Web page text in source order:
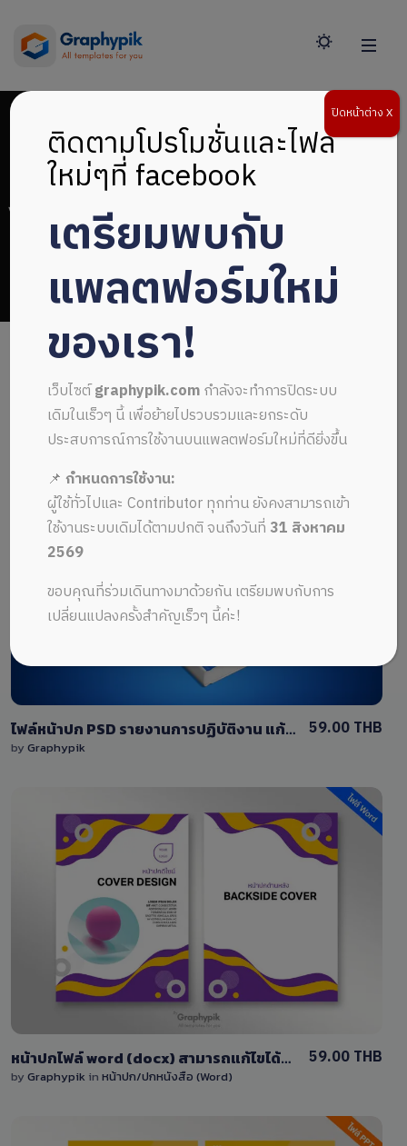
ไฟล์หน้าปก
ALL MUSIC FROM ไฟล์หน้าปก
0 Sale
ไฟล์หน้าปก PSD รายงานการปฏิบัติงาน แก้ไขได้
by Graphypik
59.00 THB
View Details
หน้าปกไฟล์ word (docx) สามารถแก้ไขได้ง่าย โทนสีม่วงแบบเรียบง่าย
by Graphypik in หน้าปก/ปกหนังสือ (Word)
59.00 THB
ติดตามโปรโมชั่นและไฟล์
ใหม่ๆที่ facebook
เตรียมพบกับ
แพลตฟอร์มใหม่
ของเรา!
เว็บไซต์graphypik.comกำลังจะทำการปิดระบบ
เดิมในเร็วๆ นี้ เพื่อย้ายไปรวบรวมและยกระดับ
ประสบการณ์การใช้งานบนแพลตฟอร์มใหม่ที่ดียิ่งขึ้น
📌กำหนดการใช้งาน:
ผู้ใช้ทั่วไปและ Contributor ทุกท่าน ยังคงสามารถเข้า
ใช้งานระบบเดิมได้ตามปกติ จนถึงวันที่ 31 สิงหาคม
2569
ขอบคุณที่ร่วมเดินทางมาด้วยกัน เตรียมพบกับการ
เปลี่ยนแปลงครั้งสำคัญเร็วๆ นี้ค่ะ!
ปิดหน้าต่าง X